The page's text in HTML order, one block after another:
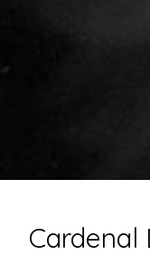
Cardenal